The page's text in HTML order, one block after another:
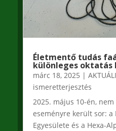
Életmentő tudás
különleges oktatás
márc 18, 2025 |
ismeretterjesztés
2025. május 10-én,
eseményre került sor: a
Egyesülete és a Hexa-